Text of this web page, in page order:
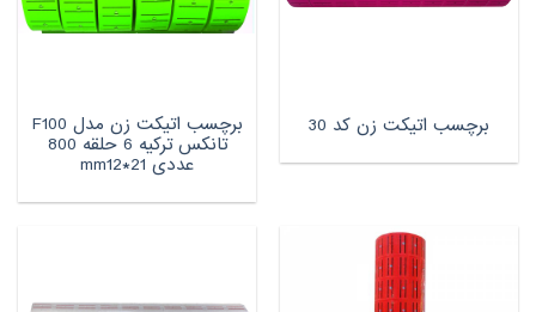
برچسب اتیکت زن کد 30 برچسب اتیکت زن مدل F100
تانکس ترکیه 6 حلقه 800
عددی mm12*21